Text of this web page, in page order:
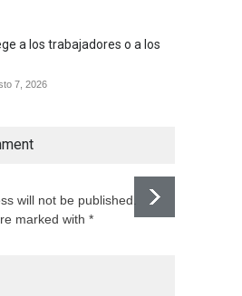
a los trabajadores o a los
7, 2026
will not be published.
marked with *